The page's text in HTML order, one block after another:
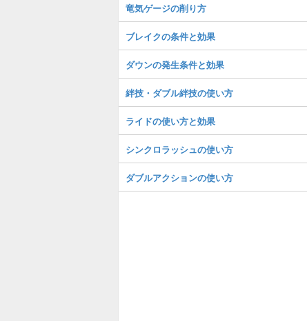
竜気ゲージの削り方
ブレイクの条件と効果
ダウンの発生条件と効果
絆技・ダブル絆技の使い方
ライドの使い方と効果
シンクロラッシュの使い方
ダブルアクションの使い方